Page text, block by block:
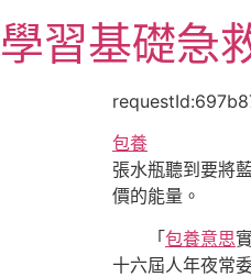
至
主
學習基礎急
包養
張水瓶聽到要將
價的能量。
「包養意思
十六屆人年夜常